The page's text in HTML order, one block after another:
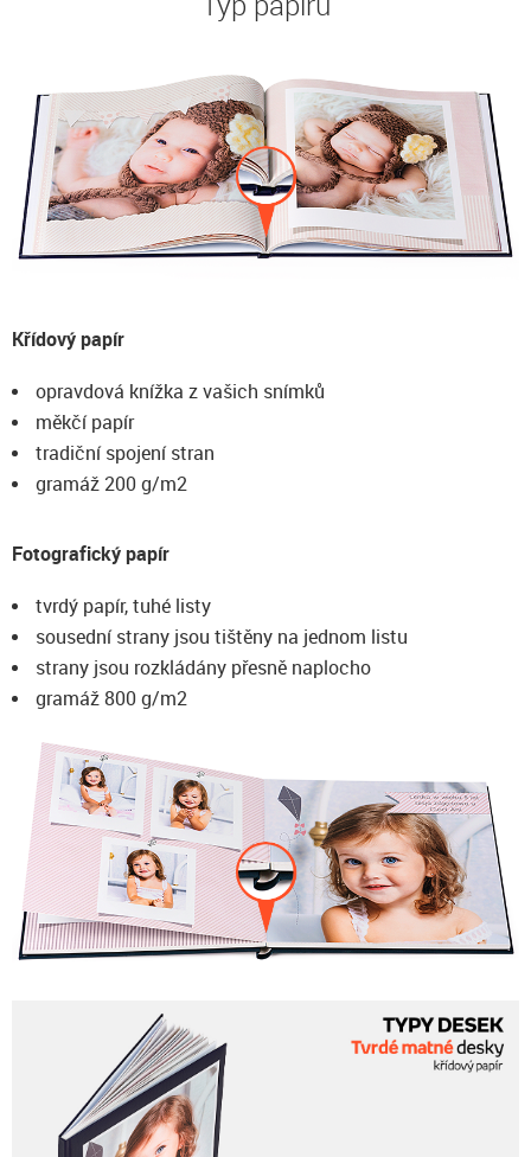
Křídový papír
opravdová knížka z vašich snímků
měkčí papír
tradiční spojení stran
gramáž 200 g/m2
Fotografický papír
tvrdý papír, tuhé listy
sousední strany jsou tištěny na jednom listu
strany jsou rozkládány přesně naplocho
gramáž 800 g/m2